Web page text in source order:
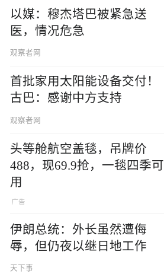
以媒：穆杰塔巴被紧急送
医，情况危急
观察者网
首批家用太阳能设备交付！
古巴：感谢中方支持
观察者网
头等舱航空盖毯，吊牌价
488，现69.9抢，一毯四季可
用
伊朗总统：外长虽然遭侮
辱，但仍夜以继日地工作
天下事